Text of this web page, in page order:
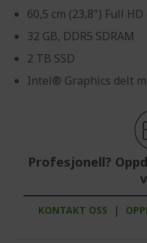
60,5 cm (23,8") Full HD
32 GB, DDR5 SDRAM
2 TB SSD
Intel® Graphics delt
Profesjonell?
KONTAKT OSS |